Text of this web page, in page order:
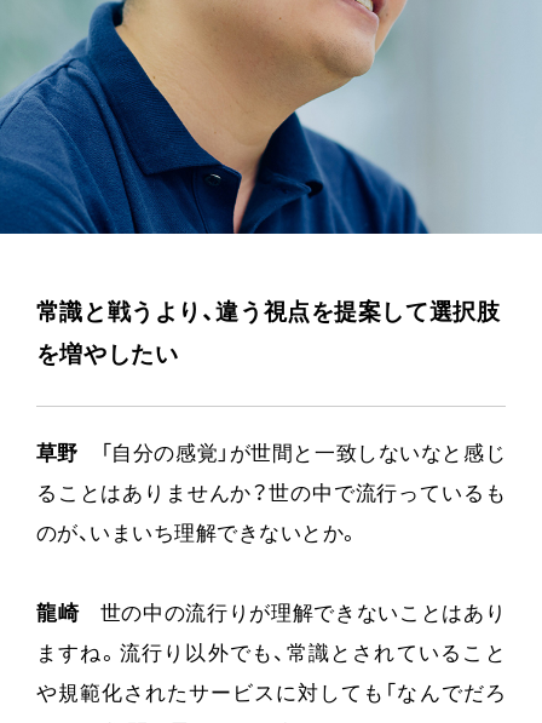
常識と戦うより、違う視点を提案して選択肢
を増やしたい
草野 「自分の感覚」が世間と一致しないなと感じ
ることはありませんか？世の中で流行っているも
のが、いまいち理解できないとか。
龍崎世の中の流行りが理解できないことはあり
ますね。流行り以外でも、常識とされていること
や規範化されたサービスに対しても「なんでだろ